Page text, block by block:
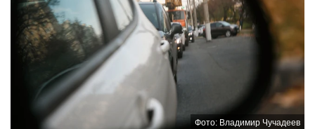
Фото: Владимир Чучадеев